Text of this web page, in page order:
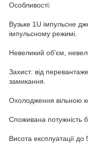
Особливості:
Вузьке 1U імпульсне
імпульсному режимі.
Невеликий об'єм,
Захист: від
замикання.
Охолодження вільною
Споживана потужність
Висота експлуатації до